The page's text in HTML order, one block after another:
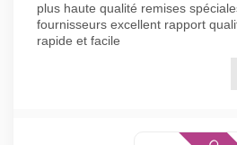
plus haute qualité remises
fournisseurs excellent rapport
rapide et facile